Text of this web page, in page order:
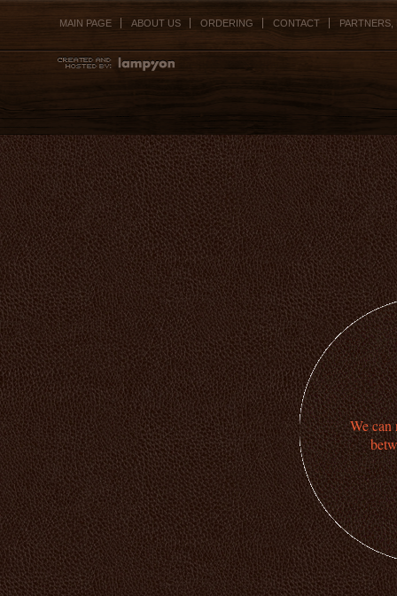
MAIN PAGE ABOUT US ORDERING CONTACT PARTNERS,
We can